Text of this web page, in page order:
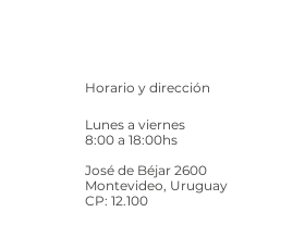
Horario y dirección
Lunes a viernes
8:00 a 18:00hs
José de Béjar 2600
Montevideo, Uruguay
CP: 12.100